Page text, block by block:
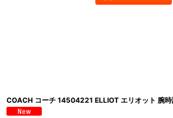
COACH コーチ 14504221 ELLIOT エリオット 腕時